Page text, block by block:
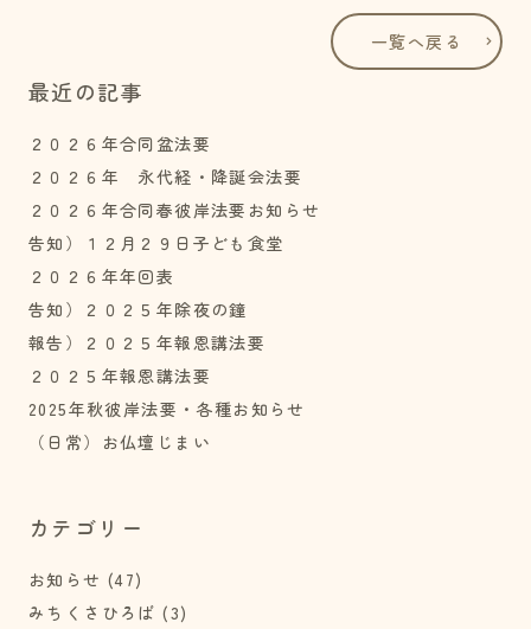
一覧へ戻る
最近の記事
２０２６年合同盆法要
２０２６年 永代経・降誕会法要
２０２６年合同春彼岸法要お知らせ
告知）１２月２９日子ども食堂
２０２６年年回表
告知）２０２５年除夜の鐘
報告）２０２５年報恩講法要
２０２５年報恩講法要
2025年秋彼岸法要・各種お知らせ
（日常）お仏壇じまい
カテゴリー
お知らせ (47)
みちくさひろば (3)